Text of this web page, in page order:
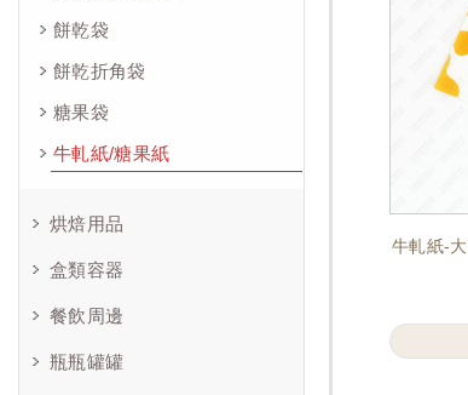
餅乾袋
餅乾折角袋
糖果袋
牛軋紙/糖果紙
烘焙用品
盒類容器
餐飲周邊
瓶瓶罐罐
牛軋紙-